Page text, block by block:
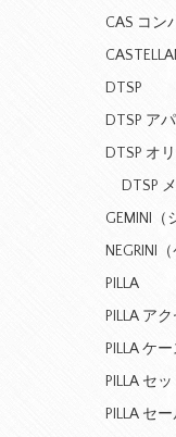
CAS コン
DTSP
DTSP ア
DTSP オ
DTSP
GEMINI（
NEGRINI
PILLA
PILLA ア
PILLA ケー
PILLA セッ
PILLA セ